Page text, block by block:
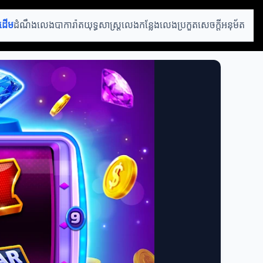
ើមដំណឹងលេងបាការ៉ាតយុទ្ធសាស្ត្រលេងកន្លែងលេងប្រកួតសេចក្ដីអនុម័ត